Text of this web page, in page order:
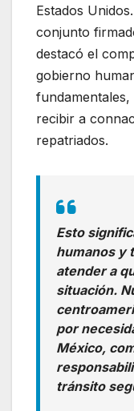
Estados
conjunto
destacó el
gobierno
recibir a
repatriados.
Esto
humanos y
atender a
situación.
por
México,
tránsito